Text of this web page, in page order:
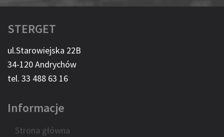
STERGET
ul.Starowiejska 22B
34-120 Andrychów
tel. 33 488 63 16
Informacje
Strona główna